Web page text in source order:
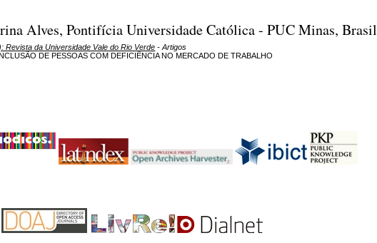
Alves, Pontifícia Universidade Católica - PUC Minas, Brasil
Revista da Universidade Vale do Rio Verde - Artigos
DE PESSOAS COM DEFICIÊNCIA NO MERCADO DE TRABALHO